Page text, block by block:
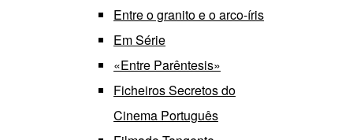
Entre o granito e o arco-íris
Em Série
«Entre Parêntesis»
Ficheiros Secretos do
Cinema Português